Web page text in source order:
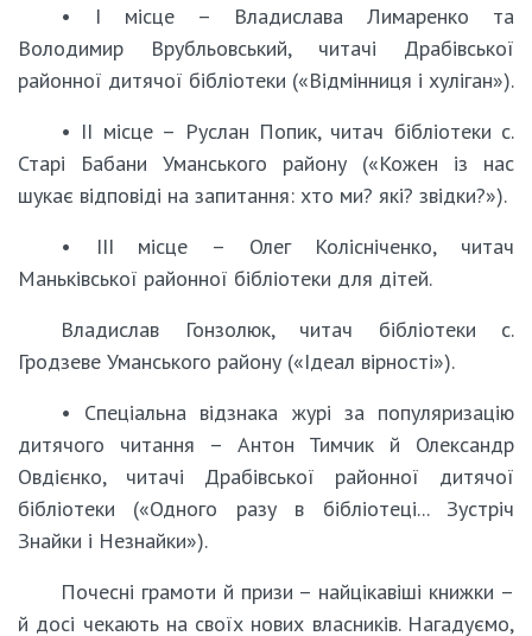
• І місце – Владислава Лимаренко та
Володимир Врубльовський, читачі Драбівської
районної дитячої бібліотеки («Відмінниця і хуліган»).
• ІІ місце – Руслан Попик, читач бібліотеки с.
Старі Бабани Уманського району («Кожен із нас
шукає відповіді на запитання: хто ми? які? звідки?»).
• ІІІ місце – Олег Колісніченко, читач
Маньківської районної бібліотеки для дітей.
Владислав Гонзолюк, читач бібліотеки с.
Гродзеве Уманського району («Ідеал вірності»).
• Спеціальна відзнака журі за популяризацію
дитячого читання – Антон Тимчик й Олександр
Овдієнко, читачі Драбівської районної дитячої
бібліотеки («Одного разу в бібліотеці... Зустріч
Знайки і Незнайки»).
Почесні грамоти й призи – найцікавіші книжки –
й досі чекають на своїх нових власників. Нагадуємо,